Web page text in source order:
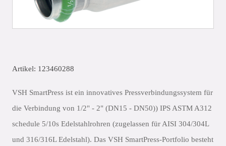
Artikel: 123460288
VSH SmartPress ist ein innovatives Pressverbindungssystem für
die Verbindung von 1/2" - 2" (DN15 - DN50)) IPS ASTM A312
schedule 5/10s Edelstahlrohren (zugelassen für AISI 304/304L
und 316/316L Edelstahl). Das VSH SmartPress-Portfolio besteht